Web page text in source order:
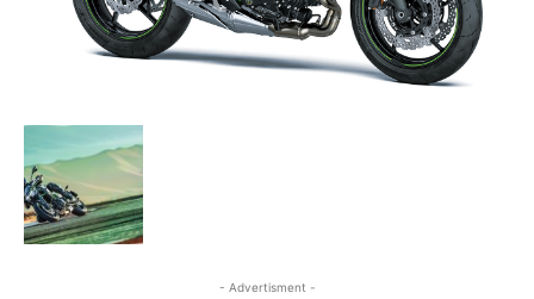
- Advertisment -